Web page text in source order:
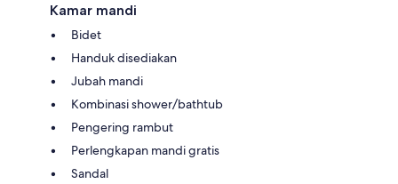
Kamar mandi
Bidet
Handuk disediakan
Jubah mandi
Kombinasi shower/bathtub
Pengering rambut
Perlengkapan mandi gratis
Sandal